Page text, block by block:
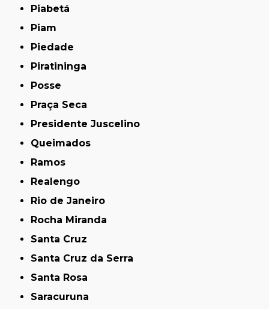
Piabetá
Piam
Piedade
Piratininga
Posse
Praça Seca
Presidente Juscelino
Queimados
Ramos
Realengo
Rio de Janeiro
Rocha Miranda
Santa Cruz
Santa Cruz da Serra
Santa Rosa
Saracuruna